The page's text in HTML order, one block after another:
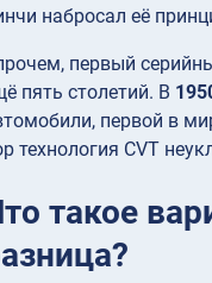
набросал её
первый
пять столетий. В
первой в
технология CVT
такое